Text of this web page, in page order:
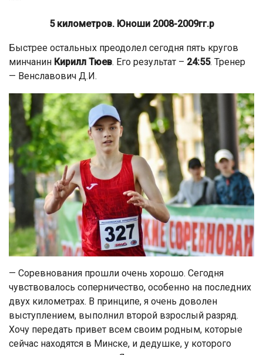
5 километров. Юноши 2008-2009гг.р
Быстрее остальных преодолел сегодня пять кругов
минчанин Кирилл Тюев. Его результат – 24:55. Тренер
— Венславович Д.И.
— Соревнования прошли очень хорошо. Сегодня
чувствовалось соперничество, особенно на последних
двух километрах. В принципе, я очень доволен
выступлением, выполнил второй взрослый разряд.
Хочу передать привет всем своим родным, которые
сейчас находятся в Минске, и дедушке, у которого